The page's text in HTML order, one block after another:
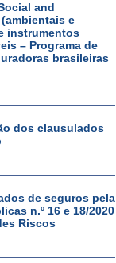
and
e
instrumentos
– Programa de
brasileiras
dos clausulados
de seguros pela
n.º 16 e 18/2020
Riscos